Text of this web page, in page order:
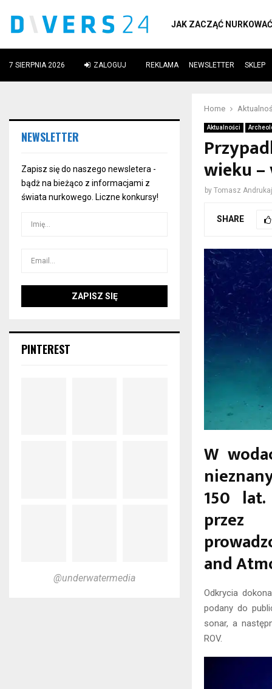
JAK ZACZĄĆ NURKOWAĆ
7 SIERPNIA 2026 ZALOGUJ REKLAMA NEWSLETTER SKLEP
Home
Aktualności
wieku –
byTomasz
SHARE
W
150 lat.
przez
and
Odkrycia
podany do
sonar, a
ROV.
NEWSLETTER
Zapisz się do naszego newsletera -
bądż na bieżąco z informacjami z
świata nurkowego. Liczne konkursy!
PINTEREST
@underwatermedia